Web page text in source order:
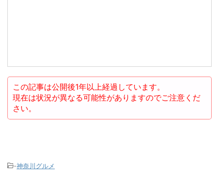
この記事は公開後1年以上経過しています。
現在は状況が異なる可能性がありますのでご注意くだ
さい。
-神奈川グルメ